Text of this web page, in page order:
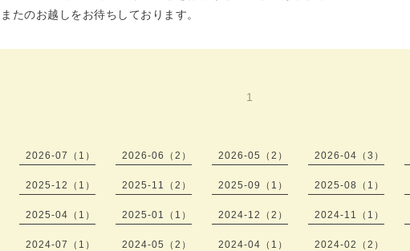
またのお越しをお待ちしております。
1
2026-07（1） 2026-06（2） 2026-05（2） 2026-04（3）
2025-12（1） 2025-11（2） 2025-09（1） 2025-08（1）
2025-04（1） 2025-01（1） 2024-12（2） 2024-11（1）
2024-07（1） 2024-05（2） 2024-04（1） 2024-02（2）